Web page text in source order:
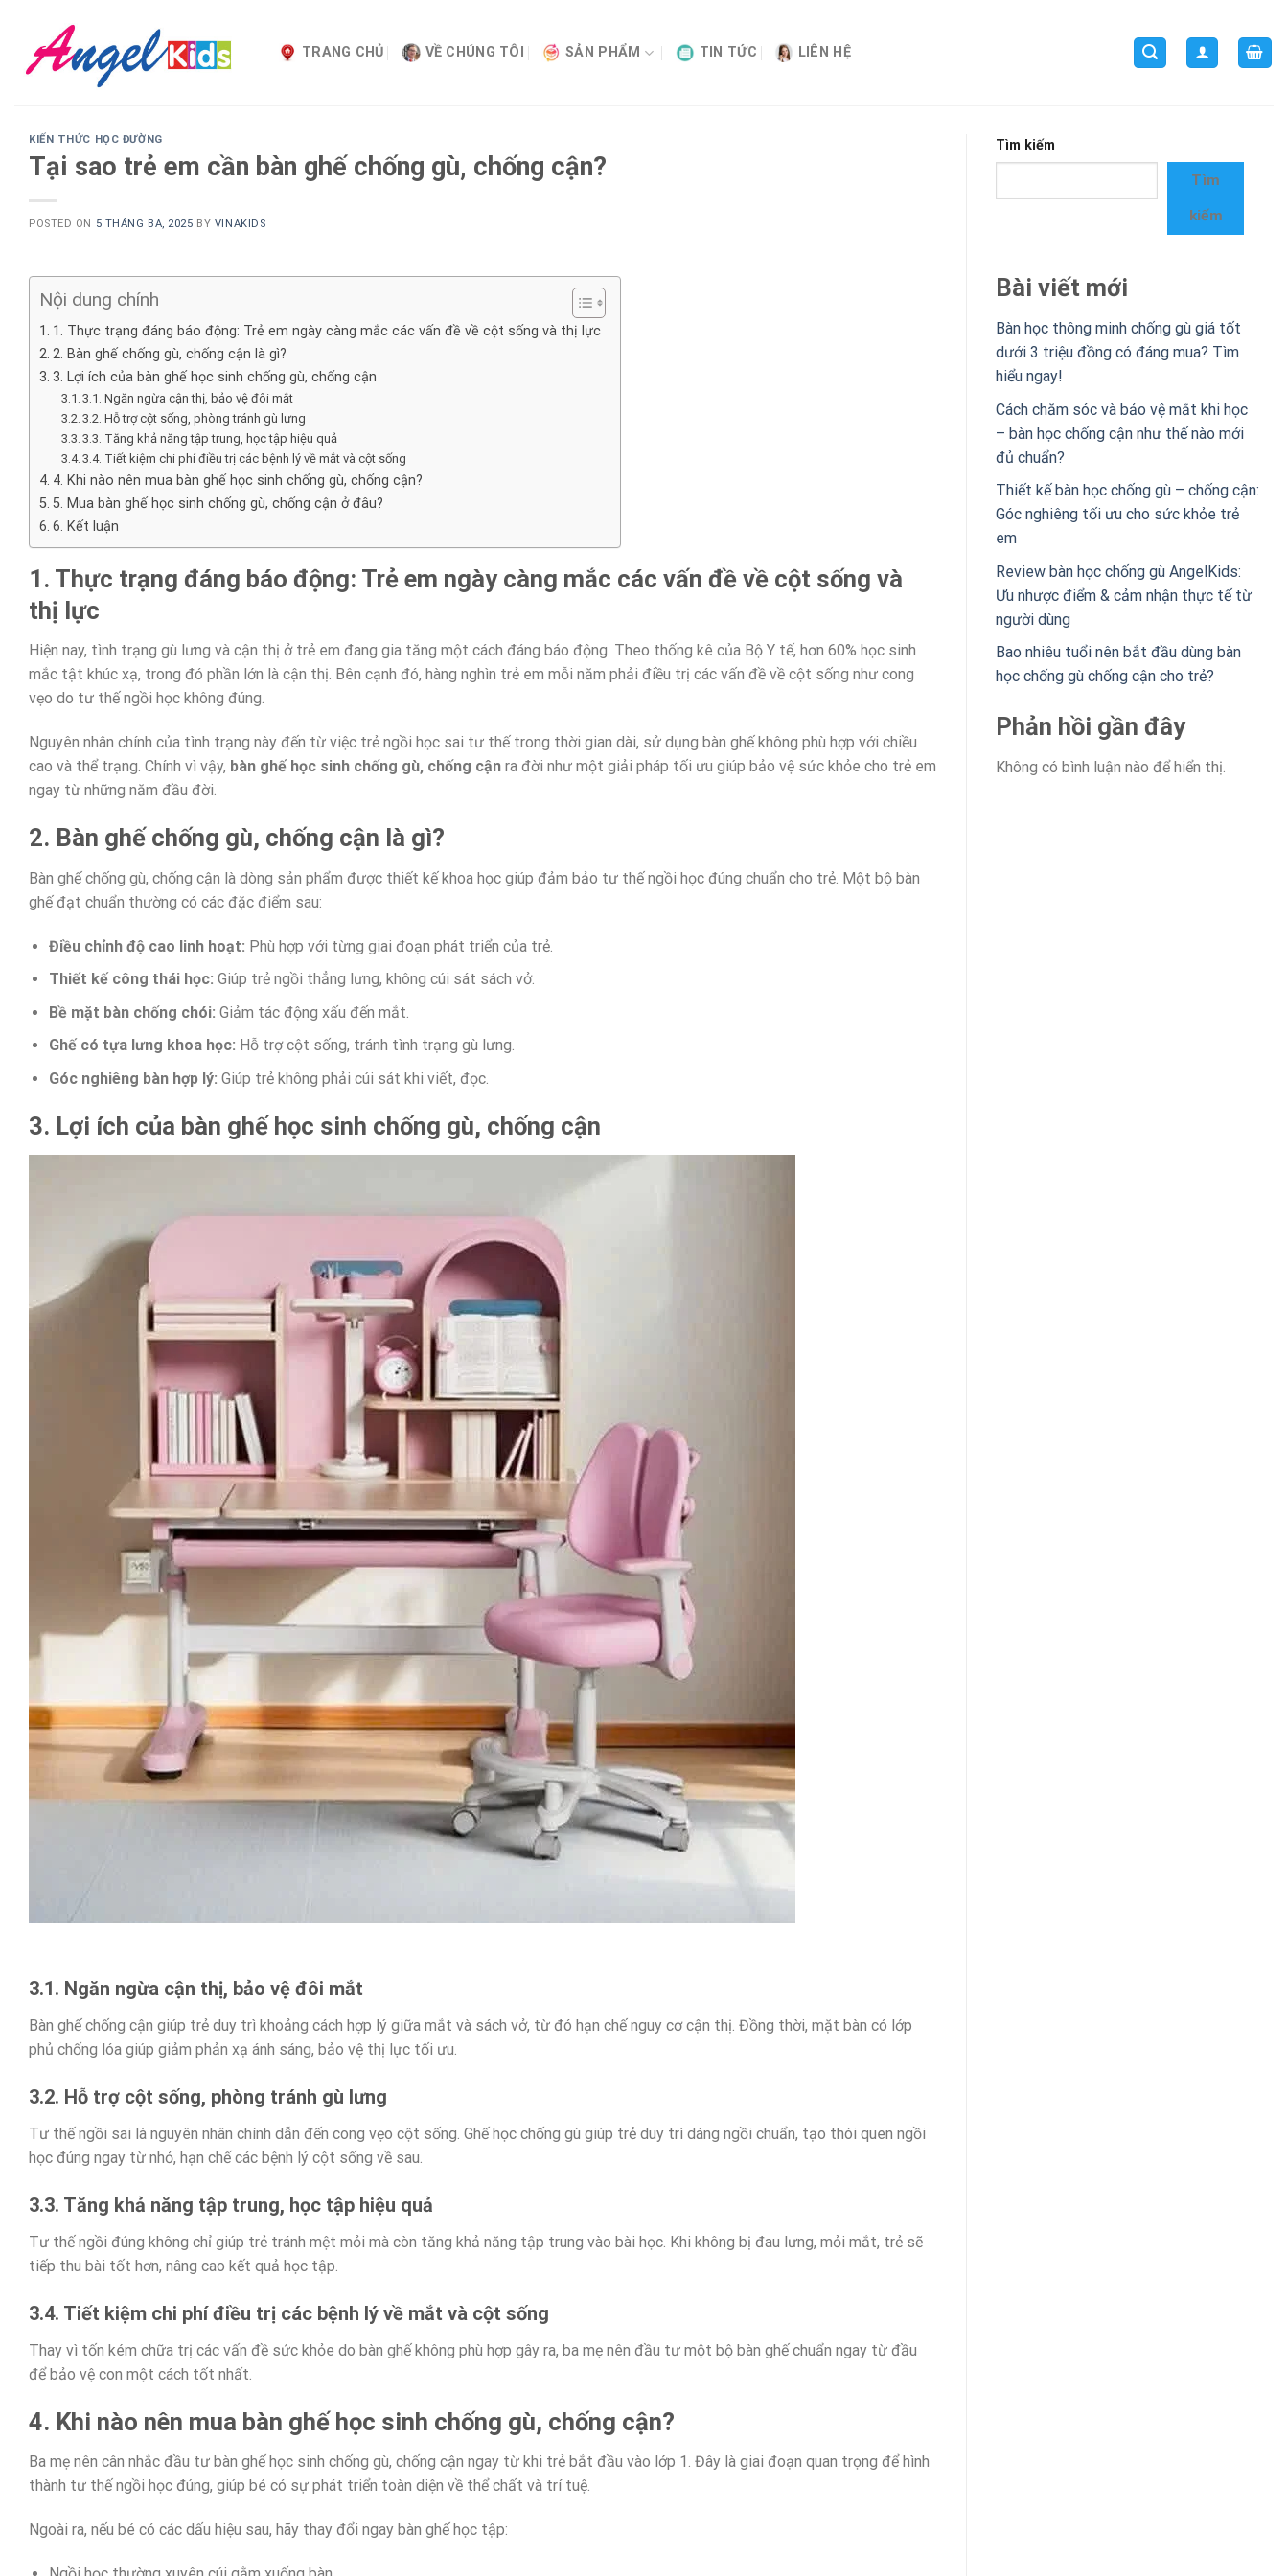
content
TRANG CHỦ VỀ CHÚNG TÔI SẢN PHẨM TIN TỨC LIÊN HỆ
KIẾN THỨC HỌC ĐƯỜNG
Tại sao trẻ em cần bàn ghế chống gù, chống cận?
POSTED ON 5 THÁNG BA, 2025 BY VINAKIDS
Nội dung chính
1. Thực trạng đáng báo động: Trẻ em ngày càng mắc các vấn đề về cột sống và thị lực
2. Bàn ghế chống gù, chống cận là gì?
3. Lợi ích của bàn ghế học sinh chống gù, chống cận
3.1. Ngăn ngừa cận thị, bảo vệ đôi mắt
3.2. Hỗ trợ cột sống, phòng tránh gù lưng
3.3. Tăng khả năng tập trung, học tập hiệu quả
3.4. Tiết kiệm chi phí điều trị các bệnh lý về mắt và cột sống
4. Khi nào nên mua bàn ghế học sinh chống gù, chống cận?
5. Mua bàn ghế học sinh chống gù, chống cận ở đâu?
6. Kết luận
1. Thực trạng đáng báo động: Trẻ em ngày càng mắc các vấn đề về cột sống và
thị lực
Hiện nay, tình trạng gù lưng và cận thị ở trẻ em đang gia tăng một cách đáng báo động. Theo thống kê của Bộ Y tế, hơn 60% học sinh
mắc tật khúc xạ, trong đó phần lớn là cận thị. Bên cạnh đó, hàng nghìn trẻ em mỗi năm phải điều trị các vấn đề về cột sống như cong
vẹo do tư thế ngồi học không đúng.
Nguyên nhân chính của tình trạng này đến từ việc trẻ ngồi học sai tư thế trong thời gian dài, sử dụng bàn ghế không phù hợp với chiều
cao và thể trạng. Chính vì vậy, bàn ghế học sinh chống gù, chống cận ra đời như một giải pháp tối ưu giúp bảo vệ sức khỏe cho trẻ em
ngay từ những năm đầu đời.
2. Bàn ghế chống gù, chống cận là gì?
Bàn ghế chống gù, chống cận là dòng sản phẩm được thiết kế khoa học giúp đảm bảo tư thế ngồi học đúng chuẩn cho trẻ. Một bộ bàn
ghế đạt chuẩn thường có các đặc điểm sau:
Điều chỉnh độ cao linh hoạt: Phù hợp với từng giai đoạn phát triển của trẻ.
Thiết kế công thái học: Giúp trẻ ngồi thẳng lưng, không cúi sát sách vở.
Bề mặt bàn chống chói: Giảm tác động xấu đến mắt.
Ghế có tựa lưng khoa học: Hỗ trợ cột sống, tránh tình trạng gù lưng.
Góc nghiêng bàn hợp lý: Giúp trẻ không phải cúi sát khi viết, đọc.
3. Lợi ích của bàn ghế học sinh chống gù, chống cận
3.1. Ngăn ngừa cận thị, bảo vệ đôi mắt
Bàn ghế chống cận giúp trẻ duy trì khoảng cách hợp lý giữa mắt và sách vở, từ đó hạn chế nguy cơ cận thị. Đồng thời, mặt bàn có lớp
phủ chống lóa giúp giảm phản xạ ánh sáng, bảo vệ thị lực tối ưu.
3.2. Hỗ trợ cột sống, phòng tránh gù lưng
Tư thế ngồi sai là nguyên nhân chính dẫn đến cong vẹo cột sống. Ghế học chống gù giúp trẻ duy trì dáng ngồi chuẩn, tạo thói quen ngồi
học đúng ngay từ nhỏ, hạn chế các bệnh lý cột sống về sau.
3.3. Tăng khả năng tập trung, học tập hiệu quả
Tư thế ngồi đúng không chỉ giúp trẻ tránh mệt mỏi mà còn tăng khả năng tập trung vào bài học. Khi không bị đau lưng, mỏi mắt, trẻ sẽ
tiếp thu bài tốt hơn, nâng cao kết quả học tập.
3.4. Tiết kiệm chi phí điều trị các bệnh lý về mắt và cột sống
Thay vì tốn kém chữa trị các vấn đề sức khỏe do bàn ghế không phù hợp gây ra, ba mẹ nên đầu tư một bộ bàn ghế chuẩn ngay từ đầu
để bảo vệ con một cách tốt nhất.
4. Khi nào nên mua bàn ghế học sinh chống gù, chống cận?
Ba mẹ nên cân nhắc đầu tư bàn ghế học sinh chống gù, chống cận ngay từ khi trẻ bắt đầu vào lớp 1. Đây là giai đoạn quan trọng để hình
thành tư thế ngồi học đúng, giúp bé có sự phát triển toàn diện về thể chất và trí tuệ.
Ngoài ra, nếu bé có các dấu hiệu sau, hãy thay đổi ngay bàn ghế học tập:
Tìm kiếm
Tìm
kiếm
Bài viết mới
Bàn học thông minh chống gù giá tốt
dưới 3 triệu đồng có đáng mua? Tìm
hiểu ngay!
Cách chăm sóc và bảo vệ mắt khi học
– bàn học chống cận như thế nào mới
đủ chuẩn?
Thiết kế bàn học chống gù – chống cận:
Góc nghiêng tối ưu cho sức khỏe trẻ
em
Review bàn học chống gù AngelKids:
Ưu nhược điểm & cảm nhận thực tế từ
người dùng
Bao nhiêu tuổi nên bắt đầu dùng bàn
học chống gù chống cận cho trẻ?
Phản hồi gần đây
Không có bình luận nào để hiển thị.